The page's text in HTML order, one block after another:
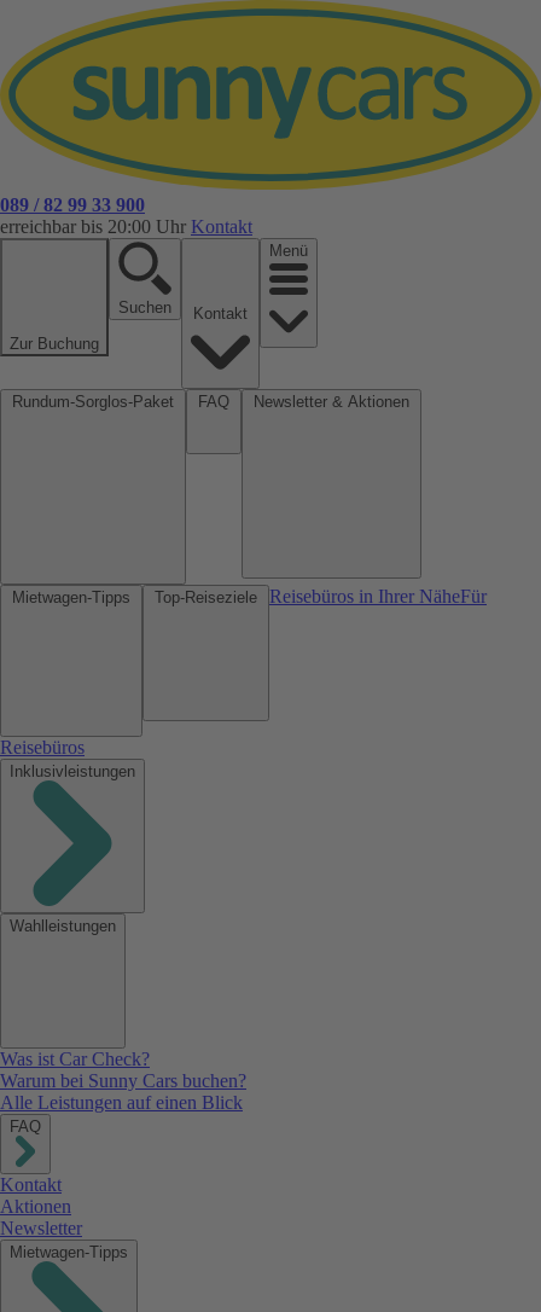
089 / 82 99 33 900
erreichbar bis 20:00 Uhr Kontakt
Zur Buchung
Suchen
Menü
Reisebüros in Ihrer NäheFür
Reisebüros
Inklusivleistungen
Wahlleistungen
Was ist Car Check?
Warum bei Sunny Cars buchen?
Alle Leistungen auf einen Blick
FAQ
Kontakt
Aktionen
Newsletter
Mietwagen-Tipps